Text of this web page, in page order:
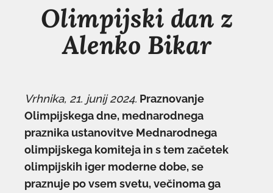
Olimpijski dan z
Alenko Bikar
Vrhnika, 21. junij 2024. Praznovanje
Olimpijskega dne, mednarodnega
praznika ustanovitve Mednarodnega
olimpijskega komiteja in s tem začetek
olimpijskih iger moderne dobe, se
praznuje po vsem svetu, večinoma ga